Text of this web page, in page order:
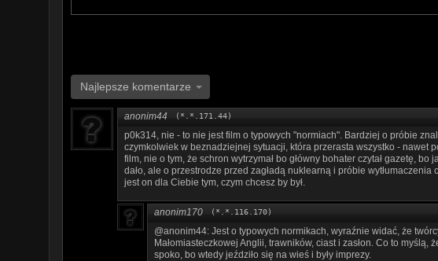
Najlepsze komentarze
anonim44 (*.*.171.44)
p0k314, nie - to nie jest film o typowych "normiach". Bardziej o próbie
czymkolwiek w beznadziejnej sytuacji, która przerasta wszystko - nawet
film, nie o tym, że schron wytrzymał bo główny bohater czytał gazetę, bo
dało, ale o przestrodze przed zagładą nuklearną i próbie wytłumaczenia
jest on dla Ciebie tym, czym chcesz by był.
anonim170 (*.*.116.170)
@anonim44: Jest o typowych normikach, wyraźnie widać, że
Małomiasteczkowej Anglii, trawników, ciast i zasłon. Co to
spoko, bo wtedy jeździło się na wieś i były imprezy.